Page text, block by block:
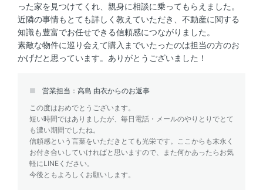
った家を見つけてくれ、親身に相談に乗ってもらえました。
近隣の事情もとても詳しく教えていただき、不動産に関する
知識も豊富でお任せできる信頼感につながりました。
素敵な物件に巡り会えて購入までいたったのは担当の方のお
かげだと思っています。ありがとうございました！
営業担当：高島 由衣からのお返事
この度はおめでとうございます。
短い時間ではありましたが、毎日電話・メールのやりとりでとて
も濃い期間でしたね。
信頼感という言葉をいただきとても光栄です。ここからも末永く
お付き合いしていければと思いますので、また何かあったらお気
軽にLINEください。
今後ともよろしくお願いします。